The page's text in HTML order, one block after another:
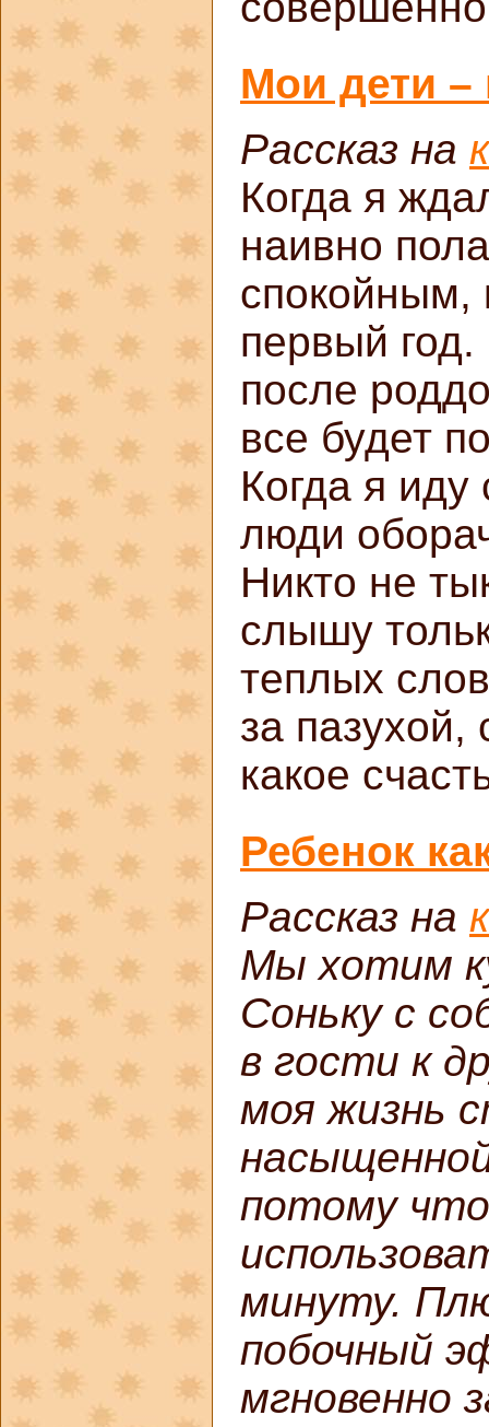
Мои дети –
Рассказ на
Когда я
наивно
спокойным,
первый
после
все будет
Когда я
люди
Никто не
слышу
теплых
за пазухой,
какое
Ребенок
Рассказ на
Мы хотим
Соньку с
в гости к
моя жизнь
потому
минуту.
побочный
мгновенно